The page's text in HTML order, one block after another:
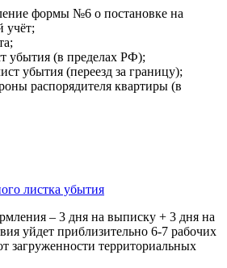
формы №6 о постановке на
учёт;
убытия (в пределах РФ);
убытия (переезд за границу);
распорядителя квартиры (в
листка убытия
– 3 дня на выписку + 3 дня на
уйдет приблизительно 6-7 рабочих
загруженности территориальных